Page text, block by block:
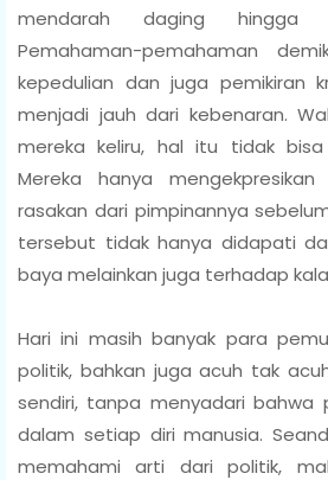
mendarah daging hingga
Pemahaman-pemahaman
kepedulian dan juga pemikiran
menjadi jauh dari kebenaran.
mereka keliru, hal itu tidak bisa
Mereka hanya
rasakan dari pimpinannya
tersebut tidak hanya didapati
baya melainkan juga terhadap
Hari ini masih banyak para
politik, bahkan juga acuh tak
sendiri, tanpa menyadari bahwa
dalam setiap diri manusia.
memahami arti dari politik,